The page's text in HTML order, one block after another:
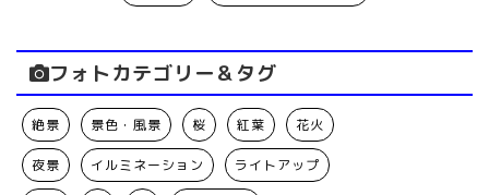
フォトカテゴリー＆タグ
絶景 景色・風景 桜 紅葉 花火
夜景 イルミネーション ライトアップ